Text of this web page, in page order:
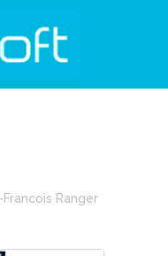
Francois Ranger